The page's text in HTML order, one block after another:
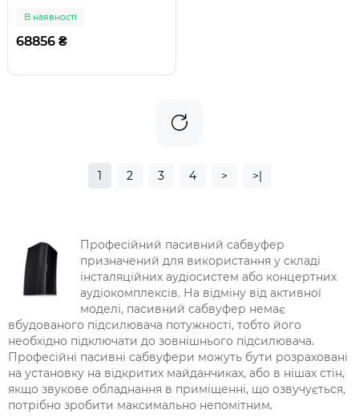
В наявності
68856 ₴
1 2 3 4 > >|
Професійний пасивний сабвуфер
призначений для використання у складі
інсталяційних аудіосистем або концертних
аудіокомплексів. На відміну від активної
моделі, пасивний сабвуфер немає
вбудованого підсилювача потужності, тобто його
необхідно підключати до зовнішнього підсилювача.
Професійні пасивні сабвуфери можуть бути розраховані
на установку на відкритих майданчиках, або в нішах стін,
якщо звукове обладнання в приміщенні, що озвучується,
потрібно зробити максимально непомітним.